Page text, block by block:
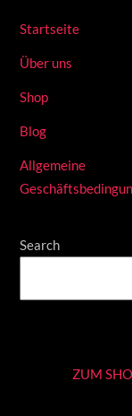
Startseite
Über uns
Shop
Blog
Allgemeine
Search
ZUM